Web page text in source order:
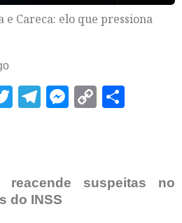
e Careca: elo que pressiona
Twitter
Telegram
Messenger
Copy
reacende suspeitas no
do INSS